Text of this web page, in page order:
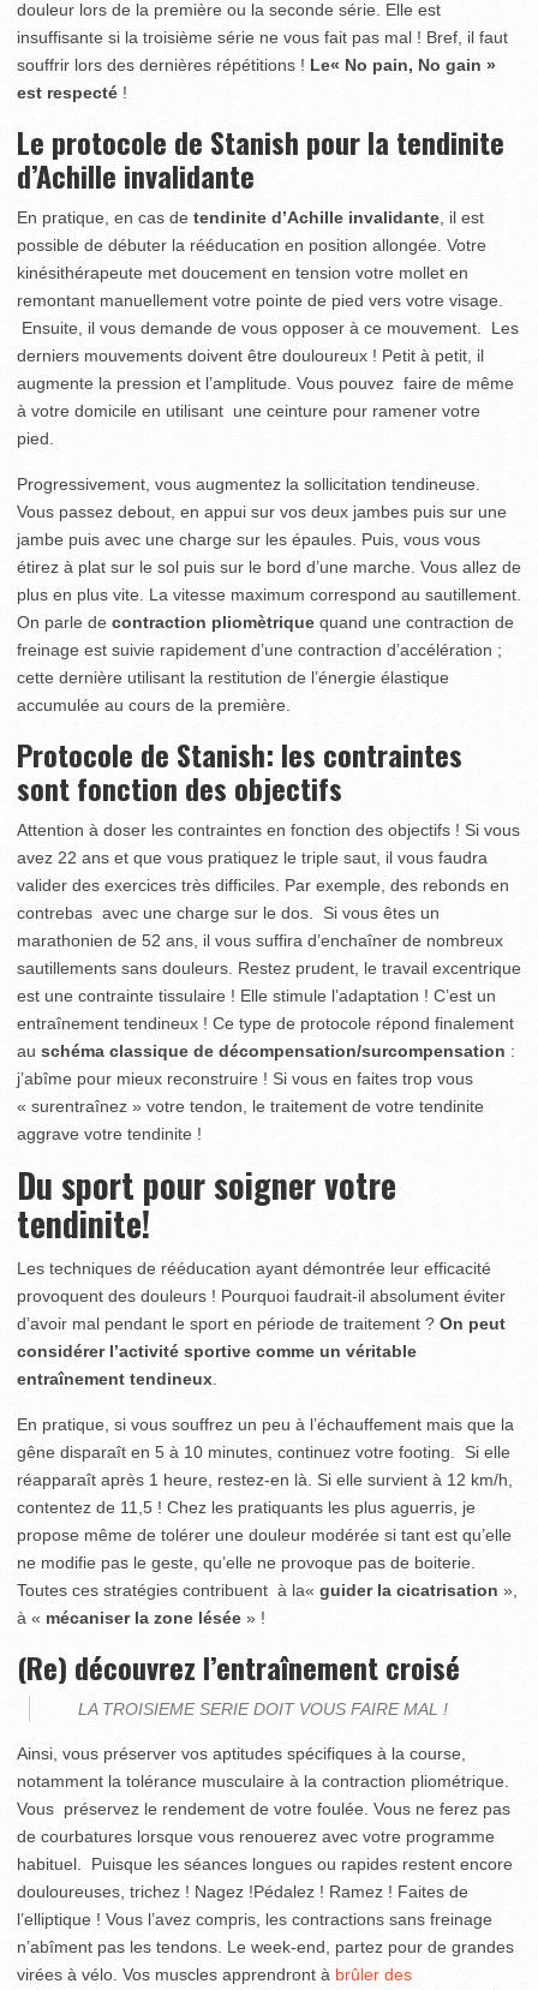
douleur lors de la première ou la seconde série. Elle est
insuffisante si la troisième série ne vous fait pas mal ! Bref, il faut
souffrir lors des dernières répétitions ! Le« No pain, No gain »
est respecté !
Le protocole de Stanish pour la tendinite
d’Achille invalidante
En pratique, en cas de tendinite d’Achille invalidante , il est
possible de débuter la rééducation en position allongée. Votre
kinésithérapeute met doucement en tension votre mollet en
remontant manuellement votre pointe de pied vers votre visage.
Ensuite, il vous demande de vous opposer à ce mouvement. Les
derniers mouvements doivent être douloureux ! Petit à petit, il
augmente la pression et l’amplitude. Vous pouvez faire de même
à votre domicile en utilisant une ceinture pour ramener votre
pied.
Progressivement, vous augmentez la sollicitation tendineuse.
Vous passez debout, en appui sur vos deux jambes puis sur une
jambe puis avec une charge sur les épaules. Puis, vous vous
étirez à plat sur le sol puis sur le bord d’une marche. Vous allez de
plus en plus vite. La vitesse maximum correspond au sautillement.
On parle de contraction pliomètrique quand une contraction de
freinage est suivie rapidement d’une contraction d’accélération ;
cette dernière utilisant la restitution de l’énergie élastique
accumulée au cours de la première.
Protocole de Stanish: les contraintes
sont fonction des objectifs
Attention à doser les contraintes en fonction des objectifs ! Si vous
avez 22 ans et que vous pratiquez le triple saut, il vous faudra
valider des exercices très difficiles. Par exemple, des rebonds en
contrebas avec une charge sur le dos. Si vous êtes un
marathonien de 52 ans, il vous suffira d’enchaîner de nombreux
sautillements sans douleurs. Restez prudent, le travail excentrique
est une contrainte tissulaire ! Elle stimule l’adaptation ! C’est un
entraînement tendineux ! Ce type de protocole répond finalement
au schéma classique de décompensation/surcompensation :
j’abîme pour mieux reconstruire ! Si vous en faites trop vous
« surentraînez » votre tendon, le traitement de votre tendinite
aggrave votre tendinite !
Du sport pour soigner votre
tendinite!
Les techniques de rééducation ayant démontrée leur efficacité
provoquent des douleurs ! Pourquoi faudrait-il absolument éviter
d’avoir mal pendant le sport en période de traitement ? On peut
considérer l’activité sportive comme un véritable
entraînement tendineux
En pratique, si vous souffrez un peu à l’échauffement mais que la
gêne disparaît en 5 à 10 minutes, continuez votre footing. Si elle
réapparaît après 1 heure, restez-en là. Si elle survient à 12 km/h,
contentez de 11,5 ! Chez les pratiquants les plus aguerris, je
propose même de tolérer une douleur modérée si tant est qu’elle
ne modifie pas le geste, qu’elle ne provoque pas de boiterie.
Toutes ces stratégies contribuent à la« guider la cicatrisation »,
à « mécaniser la zone lésée » !
(Re) découvrez l’entraînement croisé
LA TROISIEME SERIE DOIT VOUS FAIRE MAL !
Ainsi, vous préserver vos aptitudes spécifiques à la course,
notamment la tolérance musculaire à la contraction pliométrique.
Vous préservez le rendement de votre foulée. Vous ne ferez pas
de courbatures lorsque vous renouerez avec votre programme
habituel. Puisque les séances longues ou rapides restent encore
douloureuses, trichez ! Nagez !Pédalez ! Ramez ! Faites de
l’elliptique ! Vous l’avez compris, les contractions sans freinage
n’abîment pas les tendons. Le week-end, partez pour de grandes
virées à vélo. Vos muscles apprendront à brûler des